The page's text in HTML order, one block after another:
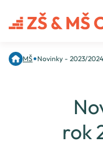
MŠ•Novinky - 2023/2024
rok